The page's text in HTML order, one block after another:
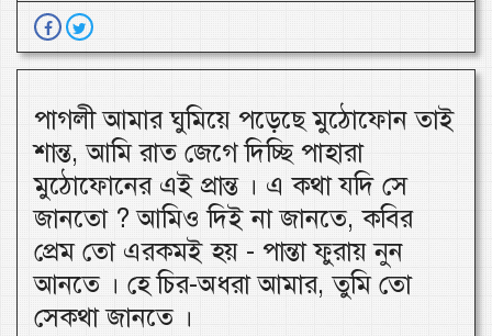
পাগলী আমার ঘুমিয়ে পড়েছে মুঠোফোন তাই
শান্ত, আমি রাত জেগে দিচ্ছি পাহারা
মুঠোফোনের এই প্রান্ত । এ কথা যদি সে
জানতো ? আমিও দিই না জানতে, কবির
প্রেম তো এরকমই হয় - পান্তা ফুরায় নুন
আনতে । হে চির-অধরা আমার, তুমি তো
সেকথা জানতে ।